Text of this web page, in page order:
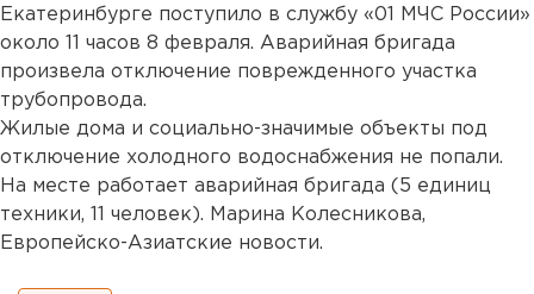
Екатеринбурге поступило в службу «01 МЧС России»
около 11 часов 8 февраля. Аварийная бригада
произвела отключение поврежденного участка
трубопровода.
Жилые дома и социально-значимые объекты под
отключение холодного водоснабжения не попали.
На месте работает аварийная бригада (5 единиц
техники, 11 человек). Марина Колесникова,
Европейско-Азиатские новости.